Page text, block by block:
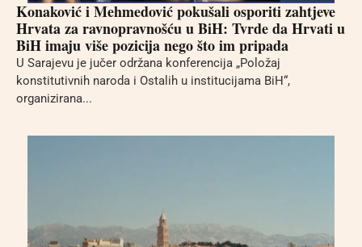
Konaković i Mehmedović pokušali osporiti zahtjeve
Hrvata za ravnopravnošću u BiH: Tvrde da Hrvati u
BiH imaju više pozicija nego što im pripada
U Sarajevu je jučer održana konferencija „Položaj
konstitutivnih naroda i Ostalih u institucijama BiH“,
organizirana...